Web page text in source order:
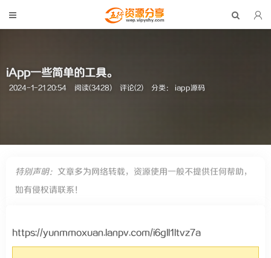
iApp一些简单的工具。
2024-1-21 20:54 阅读(3428) 评论(2) 分类：iapp源码
特别声明： 文章多为网络转载，资源使用一般不提供任何帮助，
如有侵权请联系！
https://yunmmoxuan.lanpv.com/i6gIl1ltvz7a